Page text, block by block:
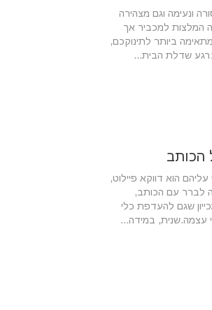
ונעימה וגם מצהירה
המלצות למכביר אך
ביותר לתינוקכם,
ברגע שדלת הבית...
הכותב
הוא דווקא פיילוט,
לברר עם הכותב,
שגם להעדפת כלי
עצמה.שנית, במידה...